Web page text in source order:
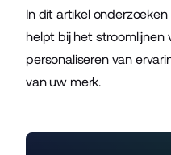
In dit artikel
helpt bij het stroomlijnen
personaliseren van
van uw merk.